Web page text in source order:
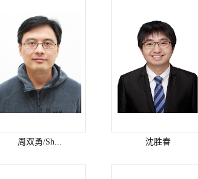
周双勇/Sh... 沈胜春